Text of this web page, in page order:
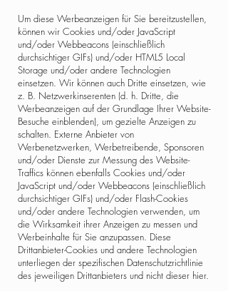
Um diese Werbeanzeigen für Sie bereitzustellen,
können wir Cookies und/oder JavaScript
und/oder Webbeacons (einschließlich
durchsichtiger GIFs) und/oder HTML5 Local
Storage und/oder andere Technologien
einsetzen. Wir können auch Dritte einsetzen, wie
z. B. Netzwerkinserenten (d. h. Dritte, die
Werbeanzeigen auf der Grundlage Ihrer Website-
Besuche einblenden), um gezielte Anzeigen zu
schalten. Externe Anbieter von
Werbenetzwerken, Werbetreibende, Sponsoren
und/oder Dienste zur Messung des Website-
Traffics können ebenfalls Cookies und/oder
JavaScript und/oder Webbeacons (einschließlich
durchsichtiger GIFs) und/oder Flash-Cookies
und/oder andere Technologien verwenden, um
die Wirksamkeit ihrer Anzeigen zu messen und
Werbeinhalte für Sie anzupassen. Diese
Drittanbieter-Cookies und andere Technologien
unterliegen der spezifischen Datenschutzrichtlinie
des jeweiligen Drittanbieters und nicht dieser hier.